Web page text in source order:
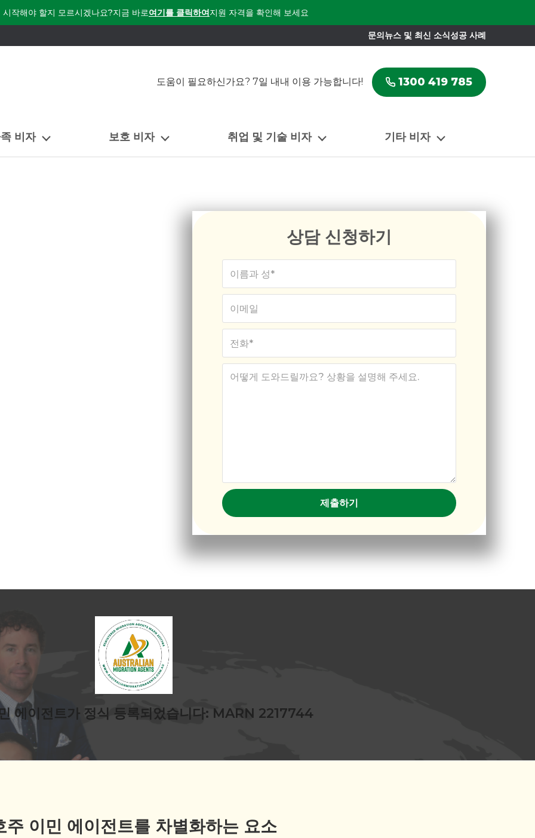
시작해야 할지 모르시겠나요?지금 바로여기를 클릭하여지원 자격을 확인해 보세요
문의뉴스 및 최신 소식성공 사례
도움이 필요하신가요? 7일 내내 이용 가능합니다! 1300 419 785
비자 보호 비자 취업 및 기술 비자 기타 비자
상담 신청하기
에이전트가 정식 등록되었습니다: MARN 2217744
주 이민 에이전트를 차별화하는 요소